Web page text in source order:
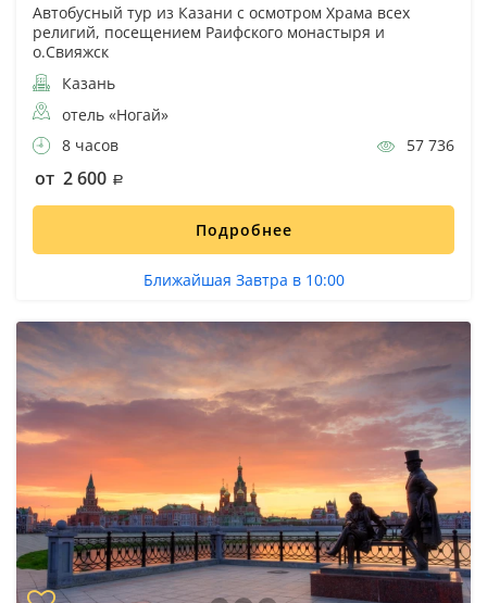
Автобусный тур из Казани с осмотром Храма всех
религий, посещением Раифского монастыря и
о.Свияжск
Казань
отель «Ногай»
8 часов
57 736
от 2 600
Подробнее
Ближайшая Завтра в 10:00